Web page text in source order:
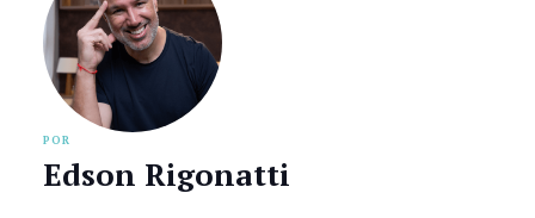
POR
Edson Rigonatti